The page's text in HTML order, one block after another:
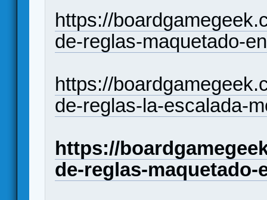
https://
de-reglas-maquetado-
https://
de-reglas-la-escalada-
https://
de-reglas-maquetado-